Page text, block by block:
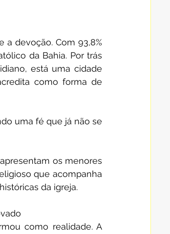
a devoção. Com 93,8%
da Bahia. Por trás
está uma cidade
como forma de
uma fé que já não se
os menores
que acompanha
da igreja.
como realidade. A